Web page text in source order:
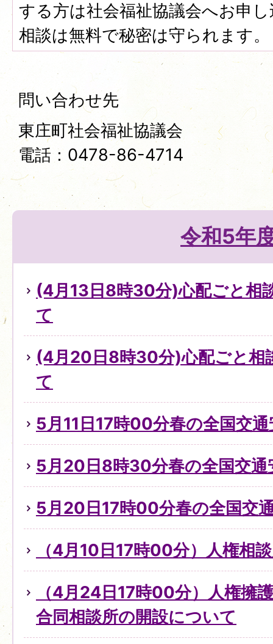
する方は社会福祉協議会へお申
相談は無料で秘密は守られます。
問い合わせ先
東庄町社会福祉協議会
電話：0478-86-4714
令和5年
(4月13日8時30分)心配ごと相
て
(4月20日8時30分)心配ごと相
て
5月11日17時00分春の全国交
5月20日8時30分春の全国交通
5月20日17時00分春の全国交
（4月10日17時00分）人権相
（4月24日17時00分）人権擁
合同相談所の開設について